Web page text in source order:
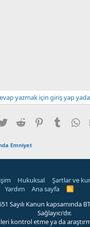
yazmak için giriş yap
Twitter Reddit PinterestTumblr
Emniyet
Hukuksal
Şartlar ve
Yardım Ana sayfa
R
S
Sayılı Kanun kapsamında
Sağlayıcı'dır.
kontrol etme ya da